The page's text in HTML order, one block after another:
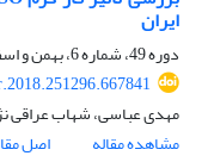
ایران
دوره 49، شماره 6، بهمن و اسفند 1397، صفحه
مهدی عباسی، شهاب عراقی
مشاهده مقاله
اصل